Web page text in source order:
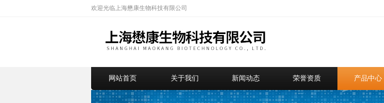
欢迎光临上海懋康生物科技有限公司
网站首页 关于我们 新闻动态 荣誉资质 产品中心